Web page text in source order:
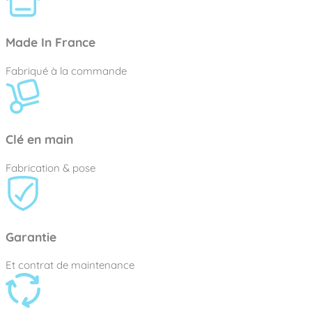
Made In France
Fabriqué à la commande
Clé en main
Fabrication & pose
Garantie
Et contrat de maintenance